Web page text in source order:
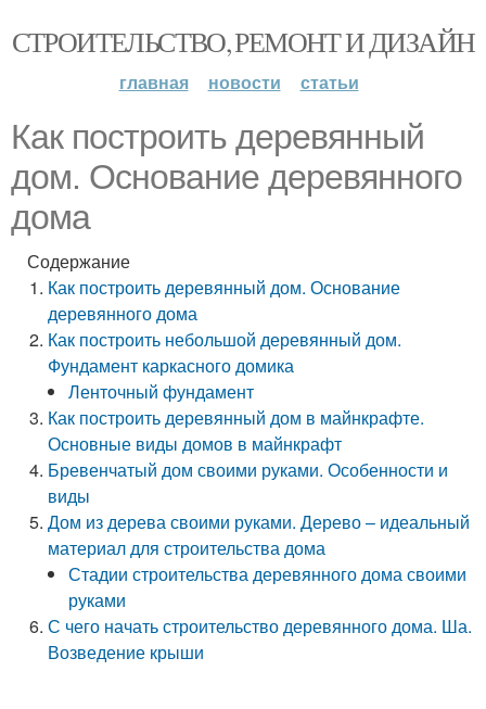
СТРОИТЕЛЬСТВО, РЕМОНТ И ДИЗАЙН
главная новости статьи
Как построить деревянный
дом. Основание деревянного
дома
Содержание
Как построить деревянный дом. Основание
деревянного дома
Как построить небольшой деревянный дом.
Фундамент каркасного домика
Ленточный фундамент
Как построить деревянный дом в майнкрафте.
Основные виды домов в майнкрафт
Бревенчатый дом своими руками. Особенности и
виды
Дом из дерева своими руками. Дерево – идеальный
материал для строительства дома
Стадии строительства деревянного дома своими
руками
С чего начать строительство деревянного дома. Ша.
Возведение крыши